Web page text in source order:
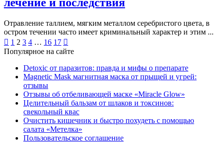
лечение и последствия
Отравление таллием, мягким металлом серебристого цвета, в
остром течении часто имеет криминальный характер и этим ...
Пагинация
записей
 1 2 3 4 … 16 17 
Популярное на сайте
Detoxic от паразитов: правда и мифы о препарате
Magnetic Mask магнитная маска от прыщей и угрей:
отзывы
Отзывы об отбеливающей маске «Miracle Glow»
Целительный бальзам от шлаков и токсинов:
свекольный квас
Очистить кишечник и быстро похудеть с помощью
салата «Метелка»
Пользовательское соглашение